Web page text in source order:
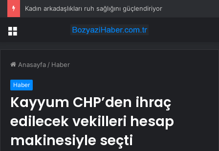
Kadın arkadaşlıkları ruh sağlığını güçlendiriyor
Menü
Anasayfa / Haber
Haber
Kayyum CHP’den ihraç
edilecek vekilleri hesap
makinesiyle seçti